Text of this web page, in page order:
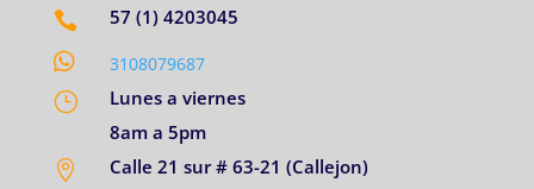

57 (1) 4203045
 3108079687
}
Lunes a viernes
8am a 5pm

Calle 21 sur # 63-21 (Callejon)